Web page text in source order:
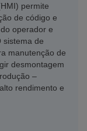
permite
de código e
operador e
sistema de
manutenção de
desmontagem
–
rendimento e